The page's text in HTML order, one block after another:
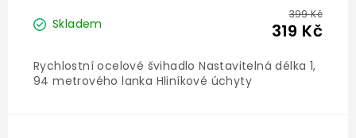
Skladem
399 Kč
319 Kč
Rychlostní ocelové švihadlo Nastavitelná délka 1,
94 metrového lanka Hliníkové úchyty